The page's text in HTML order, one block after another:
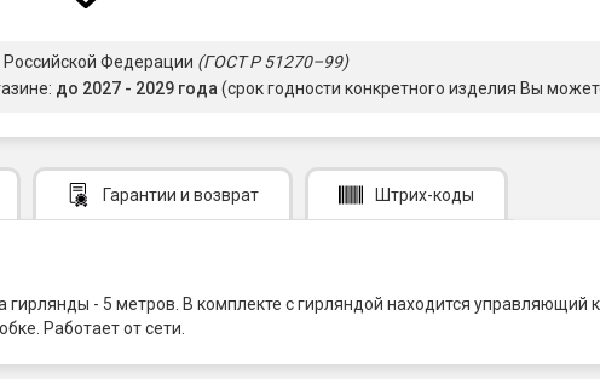
Федерации (ГОСТ Р 51270–99)
до 2027 - 2029 года(срок годности конкретного изделия Вы
Гарантии и возврат Штрих-коды
- 5 метров. В комплекте с гирляндой находится
Работает от сети.